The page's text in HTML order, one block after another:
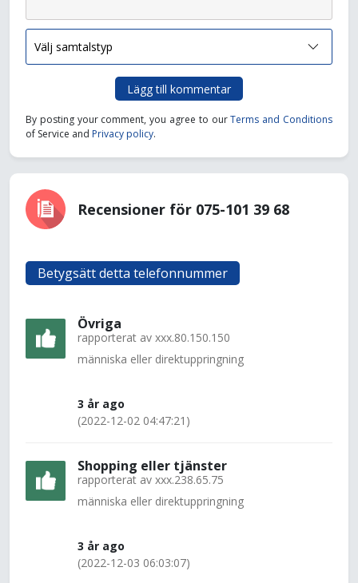
Lägg till kommentar
By posting your comment, you agree to ourTerms and Conditions
of Service and Privacy policy.
Recensioner för 075-101 39 68
Betygsätt detta telefonnummer
Övriga
rapporterat av xxx.80.150.150
människa eller direktuppringning
3 år ago
(2022-12-02 04:47:21)
Shopping eller tjänster
rapporterat av xxx.238.65.75
människa eller direktuppringning
3 år ago
(2022-12-03 06:03:07)